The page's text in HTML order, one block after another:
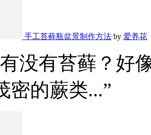
手工苔藓瓶盆景制作方法 by 爱养花
没有苔藓？好
密的蕨类...”